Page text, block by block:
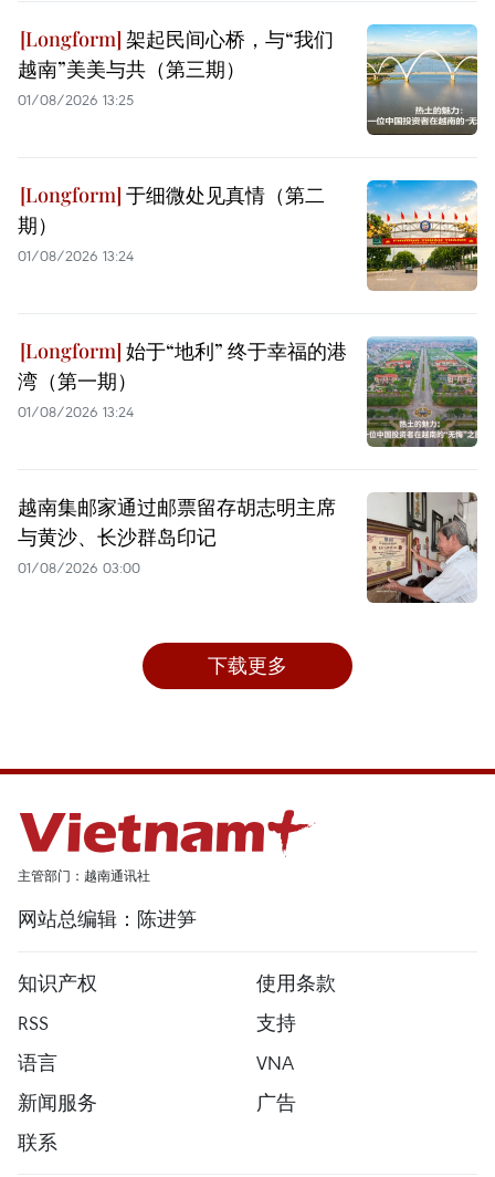
架起民间心桥，与“我们
越南”美美与共（第三期）
01/08/2026 13:25
于细微处见真情（第二
期）
01/08/2026 13:24
始于“地利” 终于幸福的港
湾（第一期）
01/08/2026 13:24
越南集邮家通过邮票留存胡志明主席
与黄沙、长沙群岛印记
01/08/2026 03:00
下载更多
主管部门：越南通讯社
网站总编辑：陈进笋
知识产权
使用条款
RSS
支持
语言
VNA
新闻服务
广告
联系